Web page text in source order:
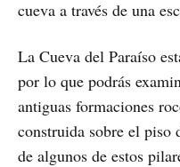
cueva a través de una
La Cueva del Paraíso
por lo que podrás
antiguas formaciones
construida sobre el piso
de algunos de estos